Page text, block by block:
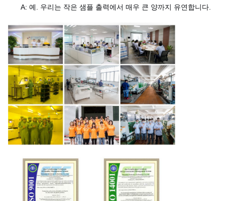
A: 예. 우리는 작은 샘플 출력에서 매우 큰 양까지 유연합니다.